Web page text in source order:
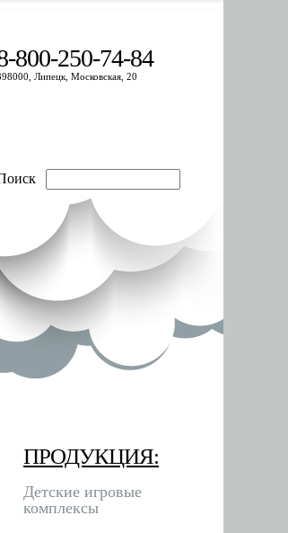
800-250-74-84
Липецк, Московская, 20
ПРОДУКЦИЯ:
Детские игровые
комплексы